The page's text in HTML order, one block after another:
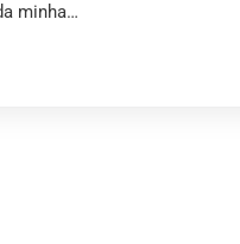
minha…